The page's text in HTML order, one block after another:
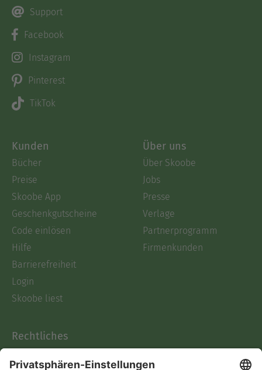
Support
Facebook
Instagram
Pinterest
TikTok
Kunden
Bücher
Preise
Skoobe App
Geschenkgutscheine
Code einlösen
Hilfe
Barrierefreiheit
Login
Skoobe liest
Über uns
Über Skoobe
Jobs
Presse
Verlage
Partnerprogramm
Firmenkunden
Rechtliches